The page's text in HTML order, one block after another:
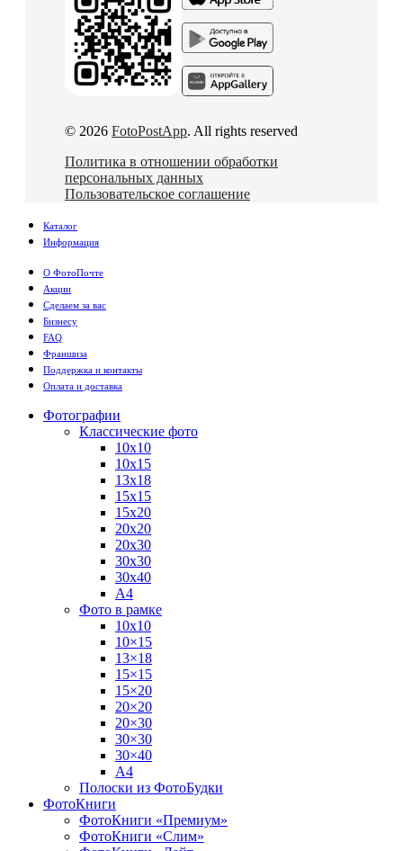
© 2026 FotoPostApp. All rights reserved
Политика в отношении обработки
персональных данных
Пользовательское соглашение
Каталог
Информация
О ФотоПочте
Акции
Сделаем за вас
Бизнесу
FAQ
Франшиза
Поддержка и контакты
Оплата и доставка
Фотографии
Классические фото
10х10
10х15
13х18
15х15
15х20
20х20
20х30
30х30
30х40
А4
Фото в рамке
10х10
10×15
13×18
15×15
15×20
20×20
20×30
30×30
30×40
A4
Полоски из ФотоБудки
ФотоКниги
ФотоКниги «Премиум»
ФотоКниги «Слим»